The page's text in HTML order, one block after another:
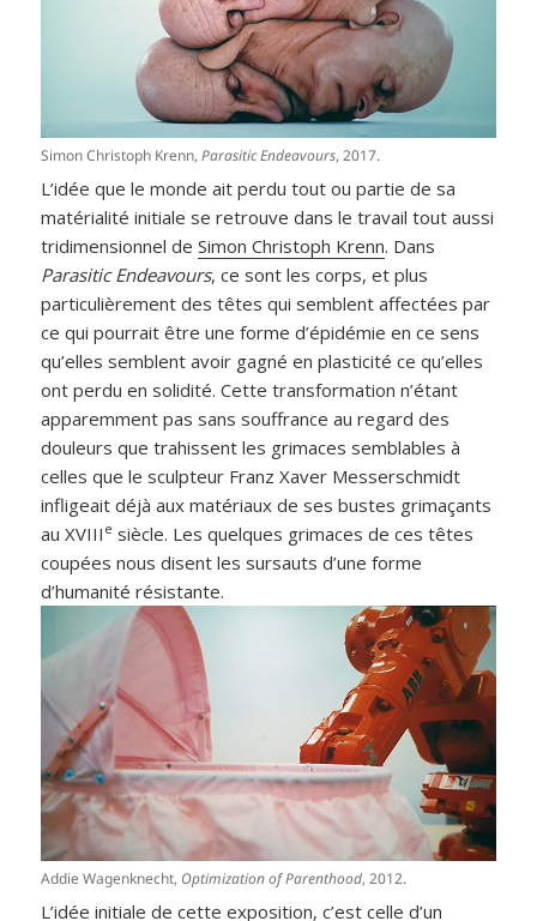
Simon Christoph Krenn,Parasitic Endeavours, 2017.
L’idée que le monde ait perdu tout ou partie de sa
matérialité initiale se retrouve dans le travail tout aussi
tridimensionnel deSimon Christoph Krenn. Dans
Parasitic Endeavours, ce sont les corps, et plus
particulièrement des têtes qui semblent affectées par
ce qui pourrait être une forme d’épidémie en ce sens
qu’elles semblent avoir gagné en plasticité ce qu’elles
ont perdu en solidité. Cette transformation n’étant
apparemment pas sans souffrance au regard des
douleurs que trahissent les grimaces semblables à
celles que le sculpteur Franz Xaver Messerschmidt
infligeait déjà aux matériaux de ses bustes grimaçants
au XVIII e siècle. Les quelques grimaces de ces têtes
coupées nous disent les sursauts d’une forme
d’humanité résistante.
Addie Wagenknecht, Optimization of Parenthood, 2012.
L’idée initiale de cette exposition, c’est celle d’un